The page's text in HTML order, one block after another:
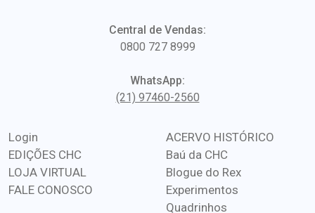
Central de Vendas:
0800 727 8999
WhatsApp:
(21) 97460-2560
Login
EDIÇÕES CHC
LOJA VIRTUAL
FALE CONOSCO
ACERVO HISTÓRICO
Baú da CHC
Blogue do Rex
Experimentos
Quadrinhos